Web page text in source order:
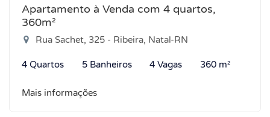
Apartamento à Venda com 4 quartos,
360m²
Rua Sachet, 325 - Ribeira, Natal-RN
4 Quartos 5 Banheiros 4 Vagas 360 m²
Mais informações